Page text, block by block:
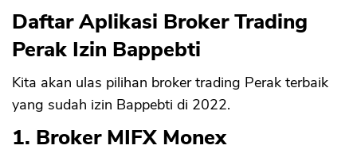
Daftar Aplikasi Broker Trading
Perak Izin Bappebti
Kita akan ulas pilihan broker trading Perak terbaik
yang sudah izin Bappebti di 2022.
1. Broker MIFX Monex